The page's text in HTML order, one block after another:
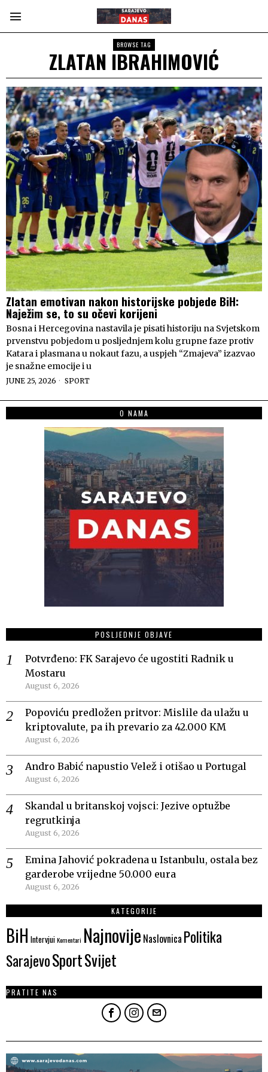
BROWSE TAG
ZLATAN IBRAHIMOVIĆ
Zlatan emotivan nakon historijske pobjede BiH:
Naježim se, to su očevi korijeni
Bosna i Hercegovina nastavila je pisati historiju na Svjetskom
prvenstvu pobjedom u posljednjem kolu grupne faze protiv
Katara i plasmana u nokaut fazu, a uspjeh “Zmajeva” izazvao
je snažne emocije i u
JUNE 25, 2026 SPORT
O NAMA
POSLJEDNJE OBJAVE
Potvrđeno: FK Sarajevo će ugostiti Radnik u
Mostaru
August 6, 2026
Popoviću predložen pritvor: Mislile da ulažu u
kriptovalute, pa ih prevario za 42.000 KM
August 6, 2026
Andro Babić napustio Velež i otišao u Portugal
August 6, 2026
Skandal u britanskoj vojsci: Jezive optužbe
regrutkinja
August 6, 2026
Emina Jahović pokradena u Istanbulu, ostala bez
garderobe vrijedne 50.000 eura
August 6, 2026
KATEGORIJE
BiH IntervjuiKomentari Najnovije Naslovnica Politika
SarajevoSportSvijet
PRATITE NAS